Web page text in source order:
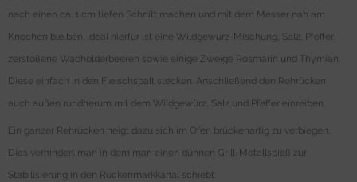
nach einen ca. 1 cm tiefen Schnitt machen und mit dem Messer nah am
Knochen bleiben. Ideal hierfür ist eine Wildgewürz-Mischung, Salz, Pfeffer,
zerstoßene Wacholderbeeren sowie einige Zweige Rosmarin und Thymian.
Diese einfach in den Fleischspalt stecken. Anschließend den Rehrücken
auch außen rundherum mit dem Wildgewürz, Salz und Pfeffer einreiben.
Ein ganzer Rehrücken neigt dazu sich im Ofen brückenartig zu verbiegen.
Dies verhindert man in dem man einen dünnen Grill-Metallspieß zur
Stabilisierung in den Rückenmarkkanal schiebt.